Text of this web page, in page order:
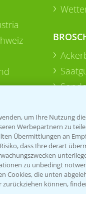
um Ihre Nutzung
Werbepartnern zu
Übermittlungen an
dass Ihre derart
zu unbedingt
Cookies, die unten
können,